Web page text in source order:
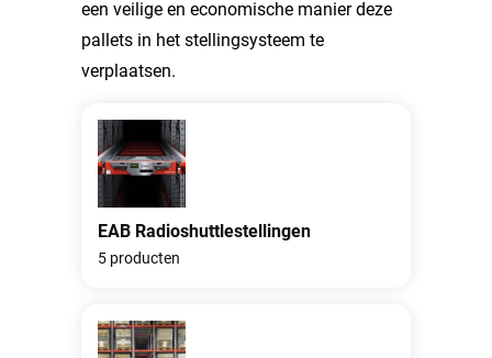
een veilige en economische manier deze
pallets in het stellingsysteem te
verplaatsen.
EAB Radioshuttlestellingen
5 producten